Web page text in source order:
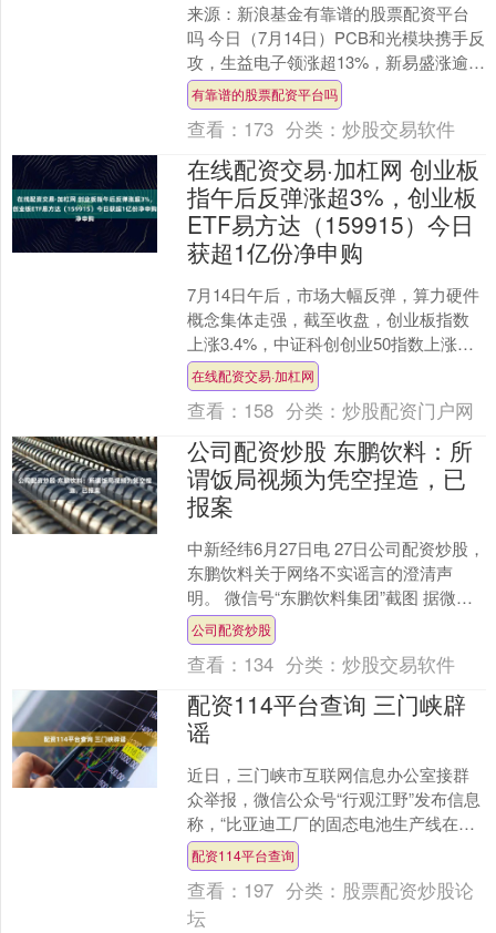
来源：新浪基金有靠谱的股票配资平台
吗 今日（7月14日）PCB和光模块携手反
攻，生益电子领涨超13%，新易盛涨逾
9%，中际旭创涨超6%，覆盖创业板+科
创板50只....
有靠谱的股票配资平台吗
查看： 173 分类：炒股交易软件
在线配资交易·加杠网 创业板
指午后反弹涨超3%，创业板
ETF易方达（159915）今日
获超1亿份净申购
7月14日午后，市场大幅反弹，算力硬件
概念集体走强，截至收盘，创业板指数
上涨3.4%，中证科创创业50指数上涨
2.8%，上证科创板50成份指数上涨
0.8%。数据....
在线配资交易·加杠网
查看： 158 分类：炒股配资门户网
公司配资炒股 东鹏饮料：所
谓饭局视频为凭空捏造，已
报案
中新经纬6月27日电 27日公司配资炒股，
东鹏饮料关于网络不实谣言的澄清声
明。 微信号“东鹏饮料集团”截图 据微信
号“东鹏饮料集团”消息，近日，公司关注
到相关人....
公司配资炒股
查看： 134 分类：炒股交易软件
配资114平台查询 三门峡辟
谣
近日，三门峡市互联网信息办公室接群
众举报，微信公众号“行观江野”发布信息
称，“比亚迪工厂的固态电池生产线在三
门峡正式投产”“生产线的产能今年能供应
5000辆车”....
配资114平台查询
查看： 197 分类： 股票配资炒股论
坛